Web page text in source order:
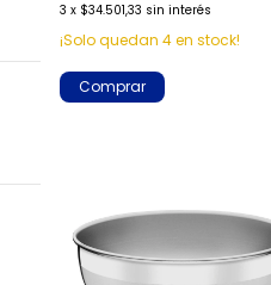
3 x $34.501,33 sin interés
¡Solo quedan4en stock!
Comprar